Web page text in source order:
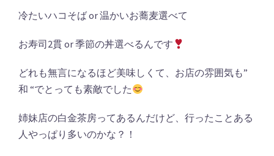
冷たいハコそば or 温かいお蕎麦選べて
お寿司2貫 or 季節の丼選べるんです
どれも無言になるほど美味しくて、お店の雰囲気も”
和 “でとっても素敵でした
姉妹店の白金茶房ってあるんだけど、行ったことある
人やっぱり多いのかな？！